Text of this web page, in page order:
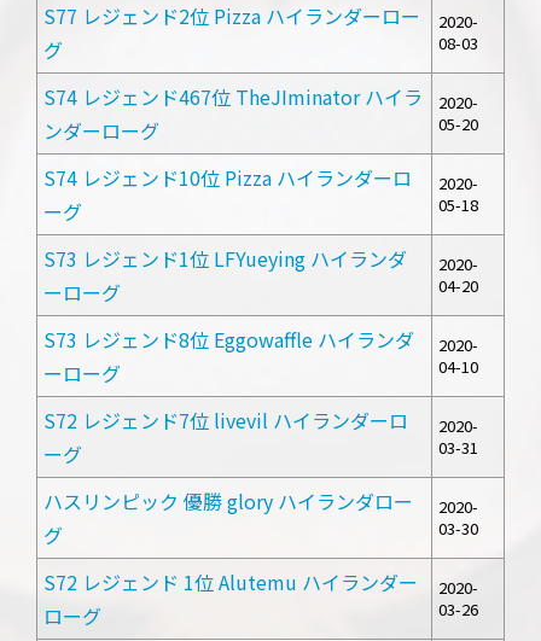
S77 レジェンド2位 Pizza ハイランダーロー
グ
2020-
08-03
S74 レジェンド467位 TheJIminator ハイラ
ンダーローグ
2020-
05-20
S74 レジェンド10位 Pizza ハイランダーロ
ーグ
2020-
05-18
S73 レジェンド1位 LFYueying ハイランダ
ーローグ
2020-
04-20
S73 レジェンド8位 Eggowaffle ハイランダ
ーローグ
2020-
04-10
S72 レジェンド7位 livevil ハイランダーロ
ーグ
2020-
03-31
ハスリンピック 優勝 glory ハイランダロー
グ
2020-
03-30
S72 レジェンド 1位 Alutemu ハイランダー
ローグ
2020-
03-26